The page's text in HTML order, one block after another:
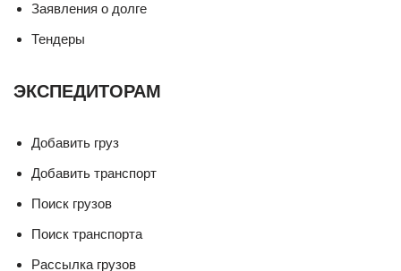
Заявления о долге
Тендеры
ЭКСПЕДИТОРАМ
Добавить груз
Добавить транспорт
Поиск грузов
Поиск транспорта
Рассылка грузов